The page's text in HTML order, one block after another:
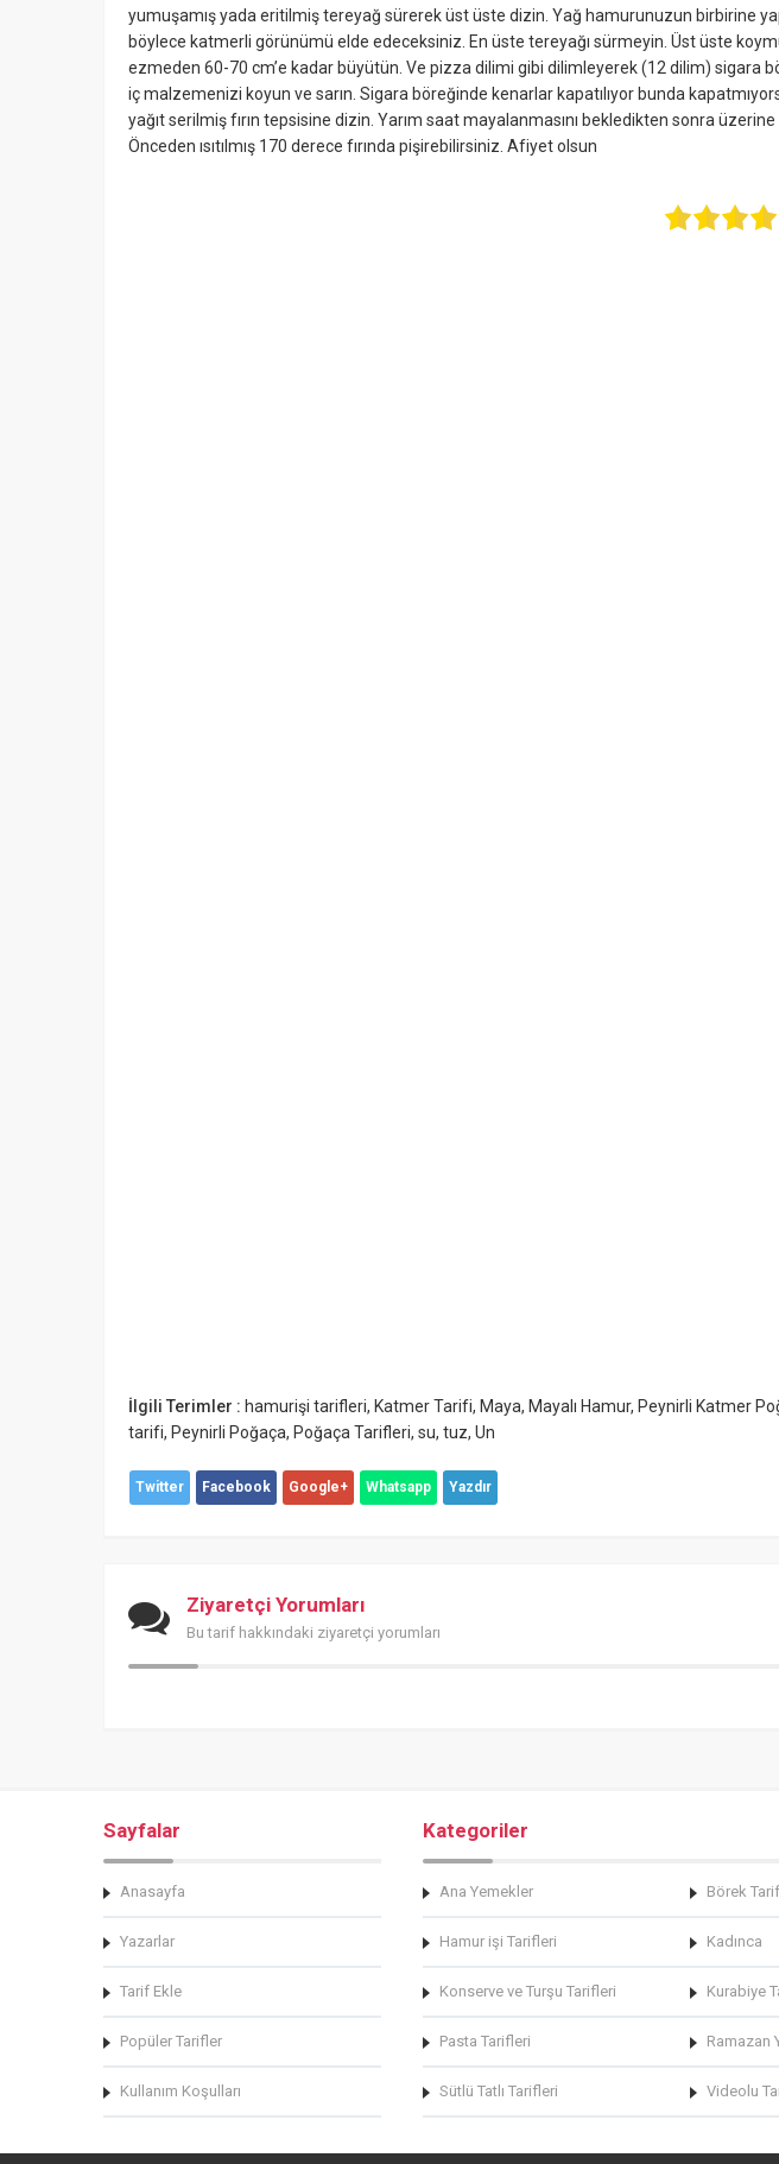
yumuşamış yada eritilmiş tereyağ sürerek üst üste dizin. Yağ hamurunuzun birbirine
böylece katmerli görünümü elde edeceksiniz. En üste tereyağı sürmeyin. Üst üste
ezmeden 60-70 cm’e kadar büyütün. Ve pizza dilimi gibi dilimleyerek (12 dilim) sigara
iç malzemenizi koyun ve sarın. Sigara böreğinde kenarlar kapatılıyor bunda
yağıt serilmiş fırın tepsisine dizin. Yarım saat mayalanmasını bekledikten sonra üzerine
Önceden ısıtılmış 170 derece fırında pişirebilirsiniz. Afiyet olsun
İlgili Terimler : hamurişi tarifleri, Katmer Tarifi, Maya, Mayalı Hamur, Peynirli Katmer
tarifi, Peynirli Poğaça, Poğaça Tarifleri, su, tuz, Un
Twitter Facebook Google+ Whatsapp Yazdır
Ziyaretçi Yorumları
Bu tarif hakkındaki ziyaretçi yorumları
Sayfalar
Anasayfa
Yazarlar
Tarif Ekle
Popüler Tarifler
Kullanım Koşulları
Kategoriler
Ana Yemekler Börek
Hamur işi Tarifleri Kadınca
Konserve ve Turşu Tarifleri Kurabiye
Pasta Tarifleri Ramazan
Sütlü Tatlı Tarifleri Videolu